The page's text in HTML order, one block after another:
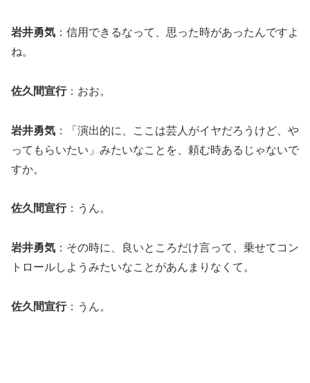
岩井勇気 ：信用できるなって、思った時があったんですよ
ね。
佐久間宣行：おお。
岩井勇気 ：「演出的に、ここは芸人がイヤだろうけど、や
ってもらいたい」みたいなことを、頼む時あるじゃないで
すか。
佐久間宣行：うん。
岩井勇気 ：その時に、良いところだけ言って、乗せてコン
トロールしようみたいなことがあんまりなくて。
佐久間宣行：うん。